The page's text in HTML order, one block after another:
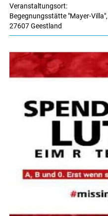
Veranstaltungsort:
Begegnungsstätte "Mayer-Villa",
27607 Geestland